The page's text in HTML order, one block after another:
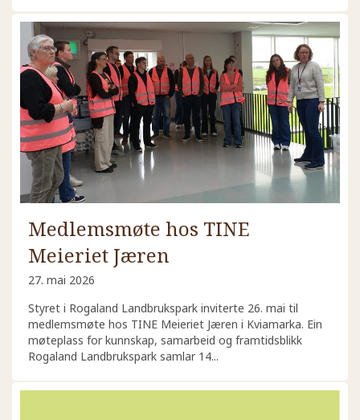
Medlemsmøte hos TINE
Meieriet Jæren
27. mai 2026
Styret i Rogaland Landbrukspark inviterte 26. mai til
medlemsmøte hos TINE Meieriet Jæren i Kviamarka. Ein
møteplass for kunnskap, samarbeid og framtidsblikk
Rogaland Landbrukspark samlar 14...